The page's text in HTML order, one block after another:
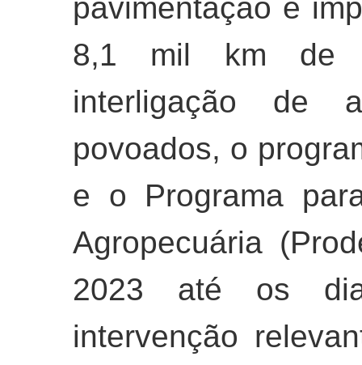
pavimentação e
8,1 mil km de
interligação de
povoados, o
e o Programa
Agropecuária
2023 até os
intervenção